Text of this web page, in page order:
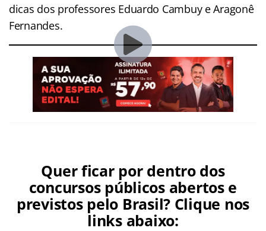
dicas dos professores Eduardo Cambuy e Aragonê
Fernandes.
Quer ficar por dentro dos
concursos públicos abertos e
previstos pelo Brasil? Clique nos
links abaixo: